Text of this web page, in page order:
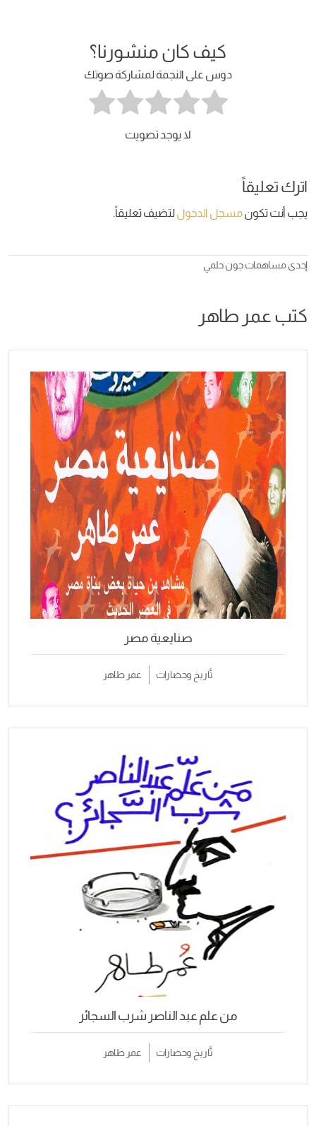
كيف كان منشورنا؟
دوس على النجمة لمشاركة صوتك
لا يوجد تصويت
اترك تعليقاً
يجب أنت تكونمسجل الدخوللتضيف تعليقاً.
إحدى مساهماتجون حلمي
كتب عمر طاهر
صنايعية مصر
تَّاريخ وحضارات عمر طاهر
من علم عبد الناصر شرب السجائر
تَّاريخ وحضارات عمر طاهر